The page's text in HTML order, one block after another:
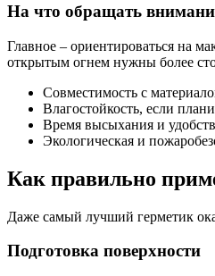
На что обращать
Главное – ориентироваться на
открытым огнем нужны более
Совместимость с
Влагостойкость, если
Время высыхания и
Экологическая и
Как правильно
Даже самый лучший герметик
Подготовка поверхности